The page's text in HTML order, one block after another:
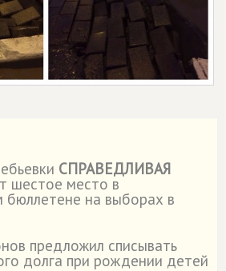
СПРАВЕДЛИВАЯ
шестое место в
бюллетене на выборах в
предложил списывать
долга при рождении детей